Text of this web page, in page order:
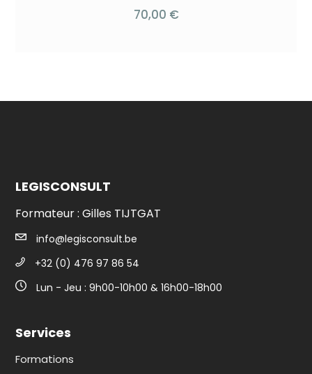
70,00 €
LEGISCONSULT
Formateur : Gilles TIJTGAT
info@legisconsult.be
+32 (0) 476 97 86 54
Lun - Jeu : 9h00-10h00 & 16h00-18h00
Services
Formations